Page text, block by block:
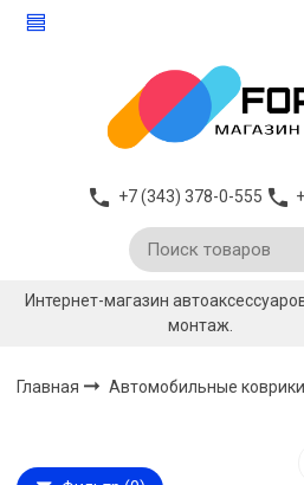
+7 (343) 378-0-555
Интернет-магазин
монтаж.
Главная Автомобильные коврики